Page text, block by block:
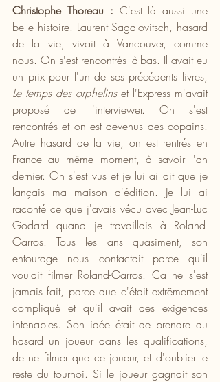
Christophe Thoreau : C'est là aussi une
belle histoire. Laurent Sagalovitsch, hasard
de la vie, vivait à Vancouver, comme
nous. On s'est rencontrés là-bas. Il avait eu
Le temps des orphelins et l'Express m'avait
proposé de l'interviewer. On s'est
rencontrés et on est devenus des copains.
Autre hasard de la vie, on est rentrés en
France au même moment, à savoir l'an
dernier. On s'est vus et je lui ai dit que je
lançais ma maison d'édition. Je lui ai
raconté ce que j'avais vécu avec Jean-Luc
Godard quand je travaillais à Roland-
Garros. Tous les ans quasiment, son
entourage nous contactait parce qu'il
voulait filmer Roland-Garros. Ca ne s'est
jamais fait, parce que c'était extrêmement
compliqué et qu'il avait des exigences
intenables. Son idée était de prendre au
hasard un joueur dans les qualifications,
de ne filmer que ce joueur, et d'oublier le
reste du tournoi. Si le joueur gagnait son